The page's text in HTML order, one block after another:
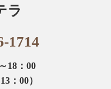
ラ
1714
18：00
：00）